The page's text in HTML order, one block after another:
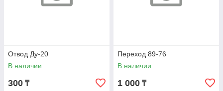
Отвод Ду-20
В наличии
300 ₸
Переход 89-76
В наличии
1 000 ₸